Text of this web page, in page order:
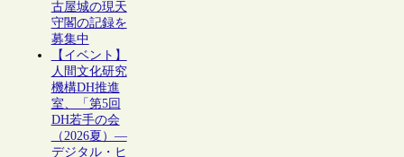
古屋城の現天
守閣の記録を
募集中
【イベント】
人間文化研究
機構DH推進
室、「第5回
DH若手の会
（2026夏）―
デジタル・ヒ